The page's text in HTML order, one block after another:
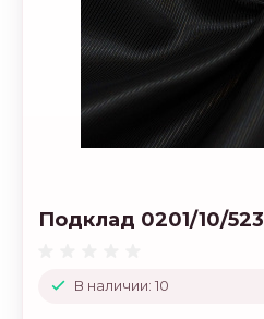
В наличии: 10
Подклад 0201/10/523